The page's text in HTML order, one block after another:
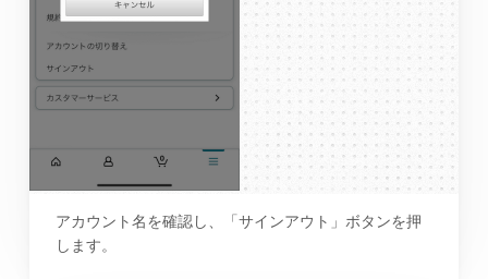
アカウント名を確認し、「サインアウト」ボタンを押
します。